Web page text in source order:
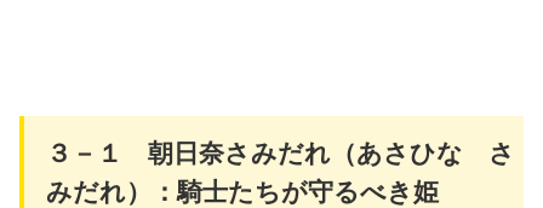
３－１ 朝日奈さみだれ（あさひな さ
みだれ）：騎士たちが守るべき姫